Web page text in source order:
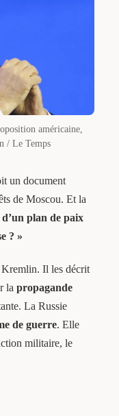
américaine,
/ Le Temps
un document
de Moscou. Et la
d’un plan de paix
? »
Kremlin. Il les décrit
la propagande
La Russie
de guerre. Elle
militaire, le